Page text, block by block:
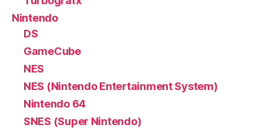
Nintendo
DS
GameCube
NES
NES (Nintendo Entertainment System)
Nintendo 64
SNES (Super Nintendo)